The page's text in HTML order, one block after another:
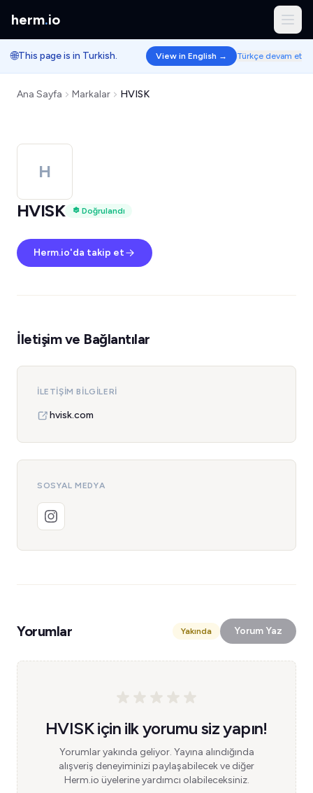
herm.io
🌐This page is in Turkish. View in English → Türkçe devam et
Ana Sayfa Markalar HVISK
H
HVISK
Doğrulandı
Herm.io'da takip et
İletişim ve Bağlantılar
İLETIŞIM BILGILERI
hvisk.com
SOSYAL MEDYA
Yorumlar Yakında Yorum Yaz
HVISK için ilk yorumu siz yapın!
Yorumlar yakında geliyor. Yayına alındığında
alışveriş deneyiminizi paylaşabilecek ve diğer
Herm.io üyelerine yardımcı olabileceksiniz.